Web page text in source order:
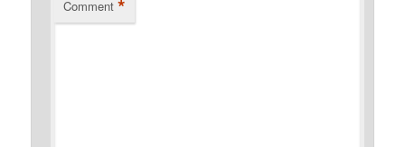
Comment *